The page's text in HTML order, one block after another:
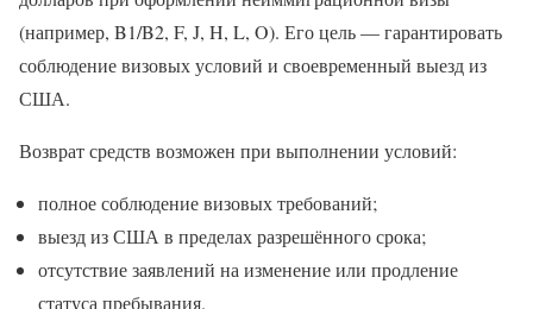
(например, B1/B2, F, J, H, L, O). Его цель — гарантировать
соблюдение визовых условий и своевременный выезд из
США.
Возврат средств возможен при выполнении условий:
полное соблюдение визовых требований;
выезд из США в пределах разрешённого срока;
отсутствие заявлений на изменение или продление
статуса пребывания.